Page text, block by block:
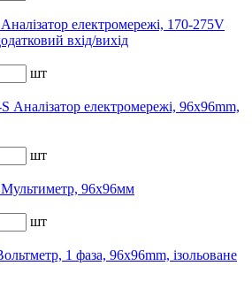
електромережі, 170-275V
вхід/вихід
шт
електромережі, 96x96mm,
шт
96x96мм
шт
1 фаза, 96x96mm, ізольоване